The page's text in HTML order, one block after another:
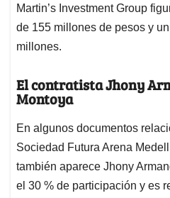
Martin’s Investment Group
de 155 millones de pesos y
millones.
El contratista Jhony
Montoya
En algunos documentos
Sociedad Futura Arena
también aparece Jhony
el 30 % de participación y es